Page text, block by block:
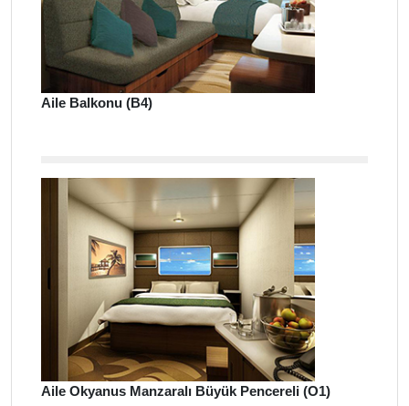
Aile Balkonu (B4)
Aile Okyanus Manzaralı Büyük Pencereli (O1)